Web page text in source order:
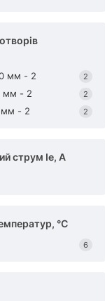
мм - 2 2
мм - 2 2
мм - 2 2
струм Ie, A
°С
6